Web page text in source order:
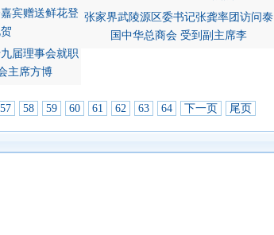
届理事会就职
主席方博
张家界武陵源区委书记张龚率团访问泰
国中华总商会 受到副主席李
57 58 59 60 61 62 63 64 下一页 尾页
福
抵达上海崇明岛考察访问